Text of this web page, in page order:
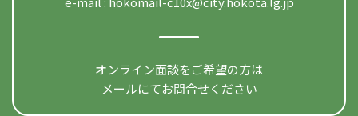
オンライン面談をご希望の方は
メールにてお問合せください